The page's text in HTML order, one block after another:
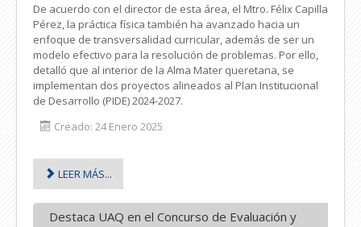
De acuerdo con el director de esta área, el Mtro. Félix Capilla
Pérez, la práctica física también ha avanzado hacia un
enfoque de transversalidad curricular, además de ser un
modelo efectivo para la resolución de problemas. Por ello,
detalló que al interior de la Alma Mater queretana, se
implementan dos proyectos alineados al Plan Institucional
de Desarrollo (PIDE) 2024-2027.
Creado: 24 Enero 2025
LEER MÁS...
Destaca UAQ en el Concurso de Evaluación y